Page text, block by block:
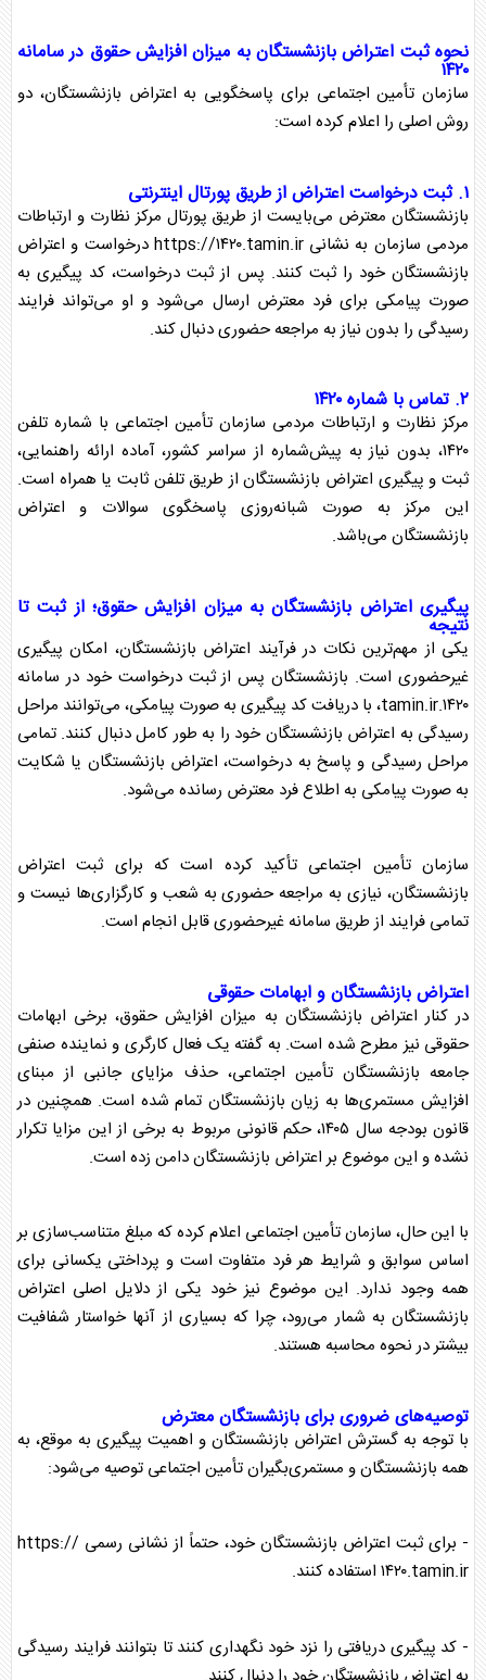
نحوه ثبت اعتراضبازنشستگانبه میزان افزایشحقوق در سامانه
۱۴۲۰
سازمان تأمین اجتماعی برای پاسخگویی به اعتراض بازنشستگان، دو
روش اصلی را اعلام کرده است:
۱. ثبت درخواست اعتراض از طریق پورتال اینترنتی
بازنشستگان معترض می‌بایست از طریق پورتال مرکز نظارت و ارتباطات
مردمی سازمان به نشانی https://۱۴۲۰.tamin.ir درخواست و اعتراض
بازنشستگان خود را ثبت کنند. پس از ثبت درخواست، کد پیگیری به
صورت پیامکی برای فرد معترض ارسال می‌شود و او می‌تواند فرایند
رسیدگی را بدون نیاز به مراجعه حضوری دنبال کند.
۲. تماس با شماره ۱۴۲۰
مرکز نظارت و ارتباطات مردمی سازمان تأمین اجتماعی با شماره تلفن
۱۴۲۰، بدون نیاز به پیش‌شماره از سراسر کشور، آماده ارائه راهنمایی،
ثبت و پیگیری اعتراض بازنشستگاناز طریق تلفن ثابت یا همراه است.
این مرکز به صورت شبانه‌روزی پاسخگوی سوالات و اعتراض
بازنشستگان می‌باشد.
پیگیری اعتراض بازنشستگانبه میزان افزایشحقوق؛ از ثبت تا
نتیجه
یکی از مهم‌ترین نکات در فرآیند اعتراض بازنشستگان، امکان پیگیری
غیرحضوری است. بازنشستگانپس از ثبت درخواست خود در سامانه
۱۴۲۰.tamin.ir، با دریافت کد پیگیری به صورت پیامکی، می‌توانند مراحل
رسیدگی به اعتراض بازنشستگانخود را به طور کامل دنبال کنند. تمامی
مراحل رسیدگی و پاسخ به درخواست، اعتراض بازنشستگان یا شکایت
به صورت پیامکی به اطلاع فرد معترض رسانده می‌شود.
سازمان تأمین اجتماعی تأکید کرده است که برای ثبت اعتراض
بازنشستگان، نیازی به مراجعه حضوری به شعب و کارگزاری‌ها نیست و
تمامی فرایند از طریق سامانه غیرحضوری قابل انجام است.
اعتراضبازنشستگانو ابهاماتحقوقی
در کنار اعتراض بازنشستگان به میزان افزایشحقوق، برخی ابهامات
حقوقی نیز مطرح شده است. به گفته یک فعال کارگری و نماینده صنفی
جامعه بازنشستگان تأمین اجتماعی، حذف مزایای جانبی از مبنای
افزایش مستمری‌ها به زیان بازنشستگان تمام شده است. همچنین در
قانون بودجه سال ۱۴۰۵، حکم قانونی مربوط به برخی از این مزایا تکرار
نشده و این موضوع بر اعتراض بازنشستگاندامن زده است.
با این حال، سازمان تأمین اجتماعی اعلام کرده که مبلغ متناسب‌سازی بر
اساس سوابق و شرایط هر فرد متفاوت است و پرداختی یکسانی برای
همه وجود ندارد. این موضوع نیز خود یکی از دلایل اصلی اعتراض
بازنشستگان به شمار می‌رود، چرا که بسیاری از آنها خواستار شفافیت
بیشتر در نحوه محاسبه هستند.
توصیه‌های ضروری برایبازنشستگانمعترض
با توجه به گسترش اعتراض بازنشستگان و اهمیت پیگیری به موقع، به
همه بازنشستگانو مستمری‌بگیران تأمین اجتماعی توصیه می‌شود:
- برای ثبت اعتراض بازنشستگان
خود، حتماً از نشانی رسمی https://
۱۴۲۰.tamin.ir استفاده کنند.
- کد پیگیری دریافتی را نزد خود نگهداری کنند تا بتوانند فرایند رسیدگی